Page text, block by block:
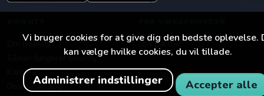
Vi bruger cookies for at give dig den bedste oplevelse.
kan vælge hvilke cookies, du vil tillade.
Administrer indstillinger Accepter alle
Om Bownty
Sådan fungerer Bownty
Karriere
Download app
Bliv partner